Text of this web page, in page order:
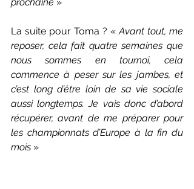
La suite pour Toma ? « Avant tout, me
reposer, cela fait quatre semaines que
nous sommes en tournoi, cela
commence à peser sur les jambes, et
c’est long d’être loin de sa vie sociale
aussi longtemps. Je vais donc d’abord
récupérer, avant de me préparer pour
les championnats d’Europe à la fin du
mois »